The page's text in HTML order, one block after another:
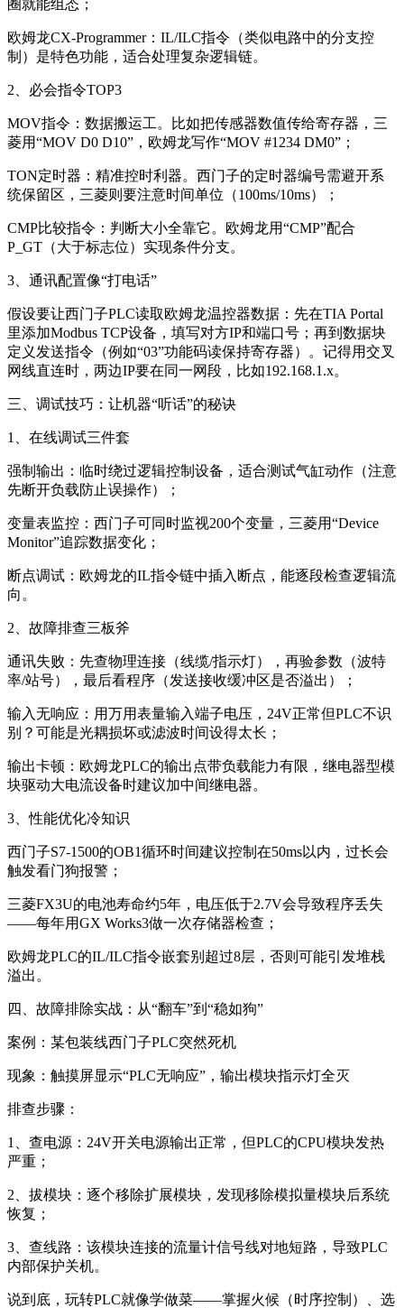
圈就能组态；
欧姆龙CX-Programmer：IL/ILC指令（类似电路中的分支控
制）是特色功能，适合处理复杂逻辑链。
2、必会指令TOP3
MOV指令：数据搬运工。比如把传感器数值传给寄存器，三
菱用“MOV D0 D10”，欧姆龙写作“MOV #1234 DM0”；
TON定时器：精准控时利器。西门子的定时器编号需避开系
统保留区，三菱则要注意时间单位（100ms/10ms）；
CMP比较指令：判断大小全靠它。欧姆龙用“CMP”配合
P_GT（大于标志位）实现条件分支。
3、通讯配置像“打电话”
假设要让西门子PLC读取欧姆龙温控器数据：先在TIA Portal
里添加Modbus TCP设备，填写对方IP和端口号；再到数据块
定义发送指令（例如“03”功能码读保持寄存器）。记得用交叉
网线直连时，两边IP要在同一网段，比如192.168.1.x。
三、调试技巧：让机器“听话”的秘诀
1、在线调试三件套
强制输出：临时绕过逻辑控制设备，适合测试气缸动作（注意
先断开负载防止误操作）；
变量表监控：西门子可同时监视200个变量，三菱用“Device
Monitor”追踪数据变化；
断点调试：欧姆龙的IL指令链中插入断点，能逐段检查逻辑流
向。
2、故障排查三板斧
通讯失败：先查物理连接（线缆/指示灯），再验参数（波特
率/站号），最后看程序（发送接收缓冲区是否溢出）；
输入无响应：用万用表量输入端子电压，24V正常但PLC不识
别？可能是光耦损坏或滤波时间设得太长；
输出卡顿：欧姆龙PLC的输出点带负载能力有限，继电器型模
块驱动大电流设备时建议加中间继电器。
3、性能优化冷知识
西门子S7-1500的OB1循环时间建议控制在50ms以内，过长会
触发看门狗报警；
三菱FX3U的电池寿命约5年，电压低于2.7V会导致程序丢失
——每年用GX Works3做一次存储器检查；
欧姆龙PLC的IL/ILC指令嵌套别超过8层，否则可能引发堆栈
溢出。
四、故障排除实战：从“翻车”到“稳如狗”
案例：某包装线西门子PLC突然死机
现象：触摸屏显示“PLC无响应”，输出模块指示灯全灭
排查步骤：
1、查电源：24V开关电源输出正常，但PLC的CPU模块发热
严重；
2、拔模块：逐个移除扩展模块，发现移除模拟量模块后系统
恢复；
3、查线路：该模块连接的流量计信号线对地短路，导致PLC
内部保护关机。
说到底，玩转PLC就像学做菜——掌握火候（时序控制）、选